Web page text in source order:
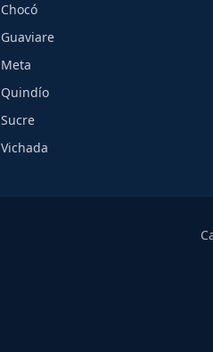
Chocó
Guaviare
Meta
Quindío
Sucre
Vichada